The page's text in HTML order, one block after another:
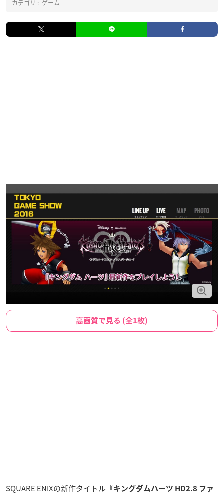
カテゴリ : ゲーム
高画質で見る (全1枚)
SQUARE ENIXの新作タイトル 『キングダムハーツ HD2.8 ファ